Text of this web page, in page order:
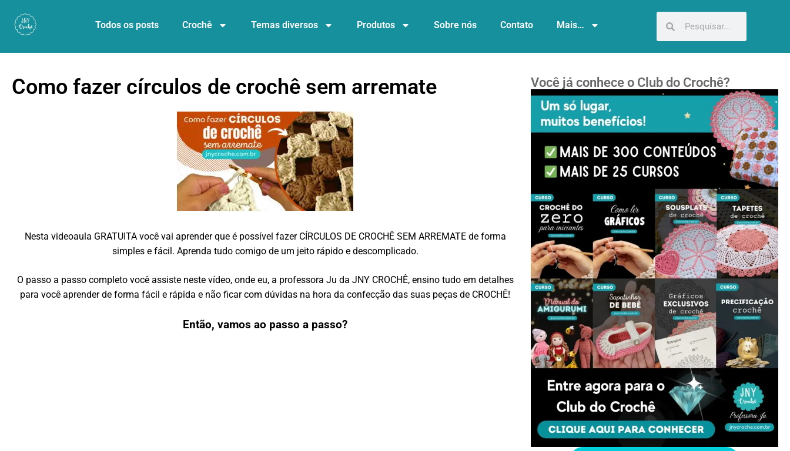
Todos os posts Crochê Temas diversos Produtos Sobre nós Contato Mais…
Você já conhece o Club do Crochê?
Como fazer círculos de crochê sem arremate
Nesta videoaula GRATUITA você vai aprender que é possível fazer CÍRCULOS DE CROCHÊ SEM ARREMATE de forma
simples e fácil. Aprenda tudo comigo de um jeito rápido e descomplicado.
O passo a passo completo você assiste neste vídeo, onde eu, a professora Ju da JNY CROCHÊ, ensino tudo em detalhes
para você aprender de forma fácil e rápida e não ficar com dúvidas na hora da confecção das suas peças de CROCHÊ!
Então, vamos ao passo a passo?